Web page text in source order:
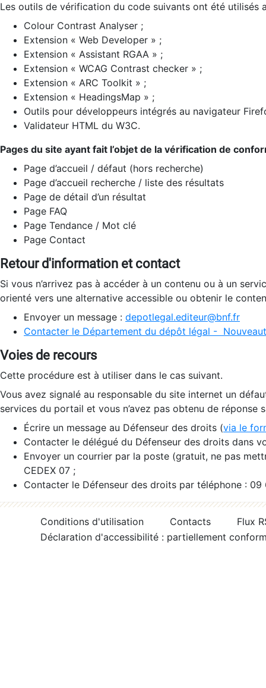
Les outils de vérification du code suivants ont été utilisés
Colour Contrast Analyser ;
Extension « Web Developer » ;
Extension « Assistant RGAA » ;
Extension « WCAG Contrast checker » ;
Extension « ARC Toolkit » ;
Extension « HeadingsMap » ;
Outils pour développeurs intégrés au navigateur
Validateur HTML du W3C.
Pages du site ayant fait l’objet de la vérification de
Page d’accueil / défaut (hors recherche)
Page d’accueil recherche / liste des résultats
Page de détail d’un résultat
Page FAQ
Page Tendance / Mot clé
Page Contact
Retour d'information et contact
Si vous n’arrivez pas à accéder à un contenu ou à un
orienté vers une alternative accessible ou obtenir le
Envoyer un message : depotlegal.editeur@bnf.fr
Contacter le Département du dépôt légal -
Voies de recours
Cette procédure est à utiliser dans le cas suivant.
Vous avez signalé au responsable du site internet un
services du portail et vous n’avez pas obtenu de réponse
Écrire un message au Défenseur des droits (via le
Contacter le délégué du Défenseur des droits dans
Envoyer un courrier par la poste (gratuit, ne pas
CEDEX 07 ;
Contacter le Défenseur des droits par téléphone :
Conditions d'utilisation Contacts
Flux
Déclaration d'accessibilité : partiellement